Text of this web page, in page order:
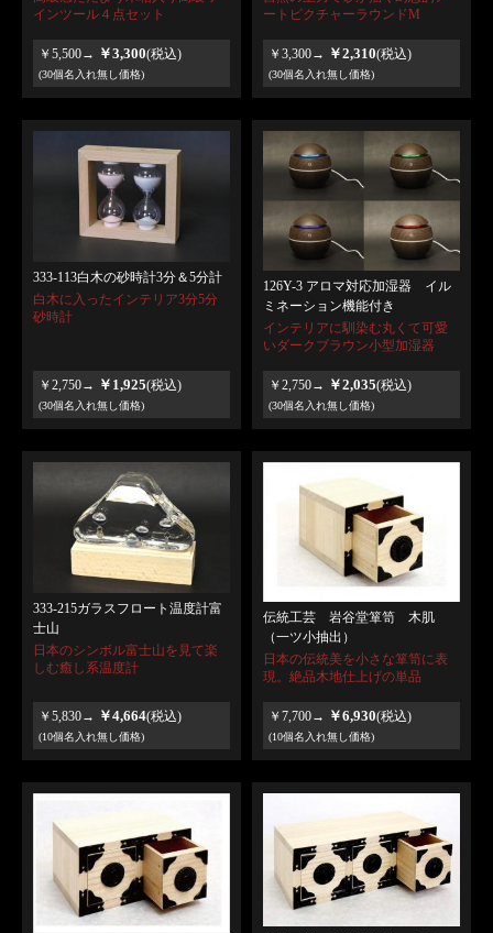
インツール４点セット
￥5,500→ ￥3,300(税込)
(30個名入れ無し価格)
ートピクチャーラウンドM
￥3,300→ ￥2,310(税込)
(30個名入れ無し価格)
333-113白木の砂時計3分＆5分計
白木に入ったインテリア3分5分
砂時計
￥2,750→ ￥1,925(税込)
(30個名入れ無し価格)
126Y-3 アロマ対応加湿器 イル
ミネーション機能付き
インテリアに馴染む丸くて可愛
いダークブラウン小型加湿器
￥2,750→ ￥2,035(税込)
(30個名入れ無し価格)
333-215ガラスフロート温度計富
士山
日本のシンボル富士山を見て楽
しむ癒し系温度計
￥5,830→ ￥4,664(税込)
(10個名入れ無し価格)
伝統工芸 岩谷堂箪笥 木肌
（一ツ小抽出）
日本の伝統美を小さな箪笥に表
現。絶品木地仕上げの単品
￥7,700→ ￥6,930(税込)
(10個名入れ無し価格)